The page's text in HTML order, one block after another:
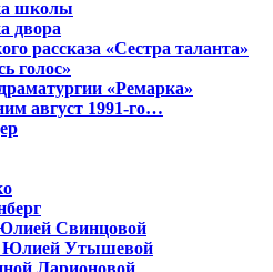
школы
двора
рассказа «Сестра таланта»
голос»
«Ремарка»
август 1991-го…
Свинцовой
Юлией Утышевой